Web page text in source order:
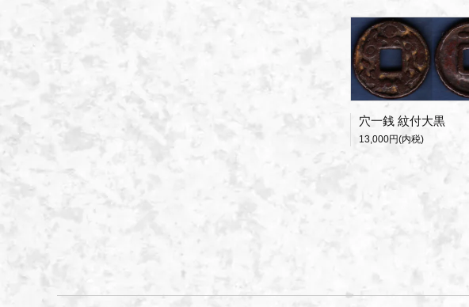
穴一銭 紋付大黒
13,000円(内税)